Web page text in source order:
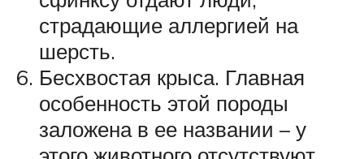
страдающие аллергией на
шерсть.
Бесхвостая крыса. Главная
особенность этой породы
заложена в ее названии – у